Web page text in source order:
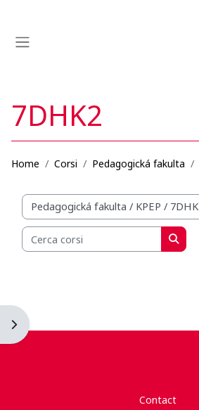
Apri il cassetto del blocco
7DHK2
Home Corsi Pedagogická fakulta
Categorie di corso
Cerca corsi
Contact